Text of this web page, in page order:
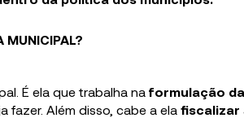
MUNICIPAL?
É ela que trabalha na formulação
fazer. Além disso, cabe a ela fiscalizar